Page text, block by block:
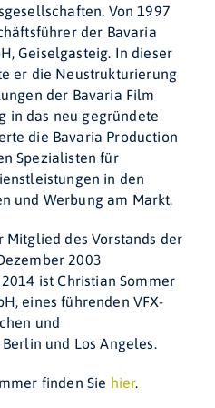
Von 1997
der Bavaria
Geiselgasteig. In dieser
er die Neustrukturierung
der Bavaria Film
in das neu gegründete
die Bavaria Production
Spezialisten für
in den
und Werbung am Markt.
Mitglied des Vorstands der
2003
ist Christian Sommer
eines führenden VFX-
und
und Los Angeles.
finden Sie hier.